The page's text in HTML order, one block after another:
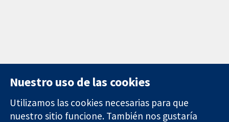
Nuestro uso de las cookies
Utilizamos las cookies necesarias para que
nuestro sitio funcione. También nos gustaría